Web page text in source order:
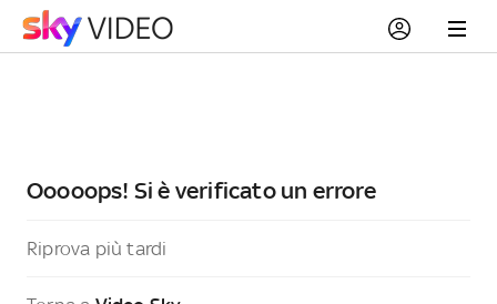
Ooooops! Si è verificato un errore
Riprova più tardi